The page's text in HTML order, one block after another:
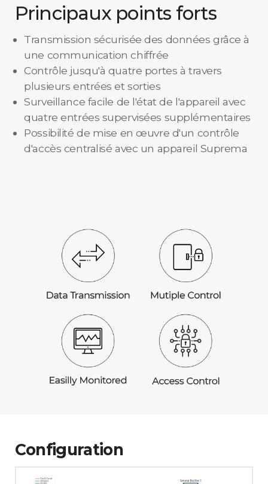
Principaux points forts
Transmission sécurisée des données grâce à
une communication chiffrée
Contrôle jusqu'à quatre portes à travers
plusieurs entrées et sorties
Surveillance facile de l'état de l'appareil avec
quatre entrées supervisées supplémentaires
Possibilité de mise en œuvre d'un contrôle
d'accès centralisé avec un appareil Suprema
Configuration